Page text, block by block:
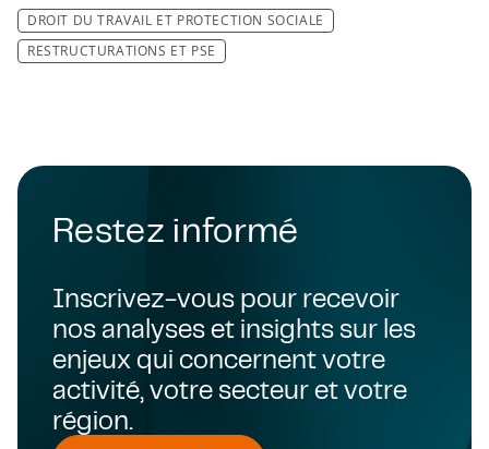
DROIT DU TRAVAIL ET PROTECTION SOCIALE
RESTRUCTURATIONS ET PSE
Restez informé
Inscrivez-vous pour recevoir
nos analyses et insights sur les
enjeux qui concernent votre
activité, votre secteur et votre
région.